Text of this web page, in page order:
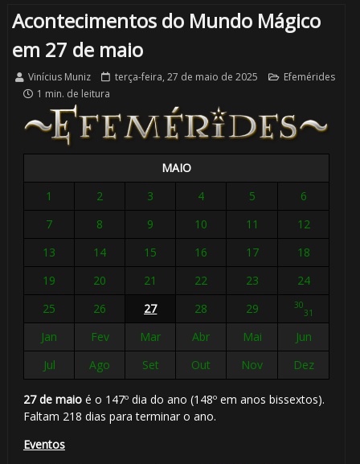
Acontecimentos do Mundo Mágico
em 27 de maio
Vinícius Muniz terça-feira, 27 de maio de 2025
Efemérides
1 min. de leitura
MAIO
1
2 3 4 5
6
7
8 9 10 11
12
13
14 15 16 17
18
19
20 21 22 23
24
25
26 27 28 29 30
31
Jan Fev Mar Abr Mai
Jun
Jul
Ago Set Out Nov Dez
27 de maioé o 147º dia do ano (148º em anos bissextos).
Faltam 218 dias para terminar o ano.
Eventos
1️⃣
⚡